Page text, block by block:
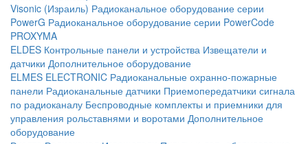
Visonic (Израиль) Радиоканальное оборудование серии
PowerG Радиоканальное оборудование серии PowerCode
PROXYMA
ELDES Контрольные панели и устройства Извещатели и
датчики Дополнительное оборудование
ELMES ELECTRONIC Радиоканальные охранно-пожарные
панели Радиоканальные датчики Приемопередатчики сигнала
по радиоканалу Беспроводные комплекты и приемники для
управления рольставнями и воротами Дополнительное
оборудование